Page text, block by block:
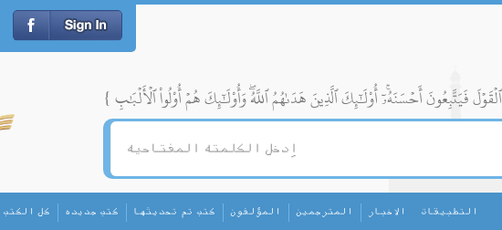
كل الكتب كتب جديده كتب تم تحديثها المؤلفون المترجمين الاخبار التطبيقات